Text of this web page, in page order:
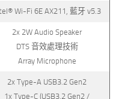
Wi-Fi 6E AX211, 藍牙 v5.3
2x 2W Audio Speaker
DTS 音效處理技術
Array Microphone
2x Type-A USB3.2 Gen2
1x Type-C (USB3.2 Gen2 /